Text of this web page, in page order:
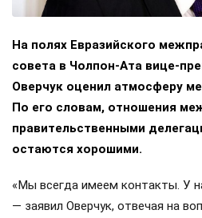
На полях Евразийского
совета в Чолпон-Ата вице-
Оверчук оценил атмосферу
По его словам, отношения
правительственными
остаются хорошими.
«Мы всегда имеем контакты. У
— заявил Оверчук, отвечая на